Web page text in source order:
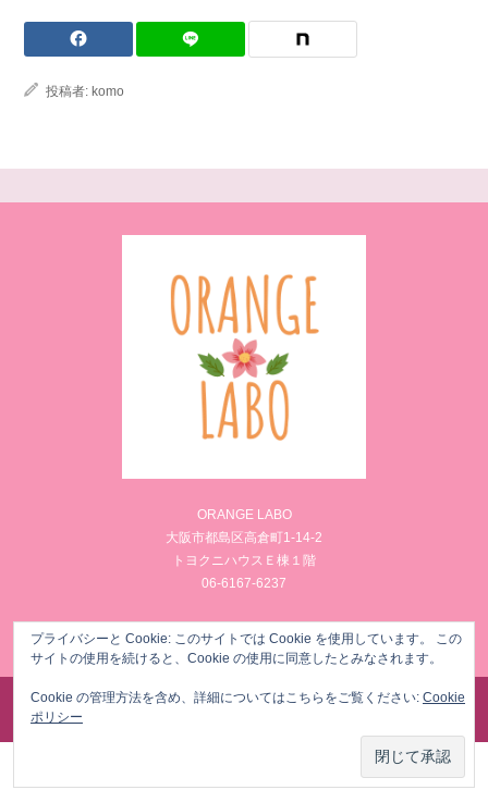
投稿者: komo
ORANGE LABO
大阪市都島区高倉町1-14-2
トヨクニハウスＥ棟１階
06-6167-6237
Facebook
Instagram
©様々な女性のからだのお悩みを筋膜リリースでメンテナンス ORANGE LABO . All Rights
プライバシーと Cookie: このサイトでは Cookie を使用しています。 この
サイトの使用を続けると、Cookie の使用に同意したとみなされます。
Cookie の管理方法を含め、詳細についてはこちらをご覧ください: Cookie
ポリシー